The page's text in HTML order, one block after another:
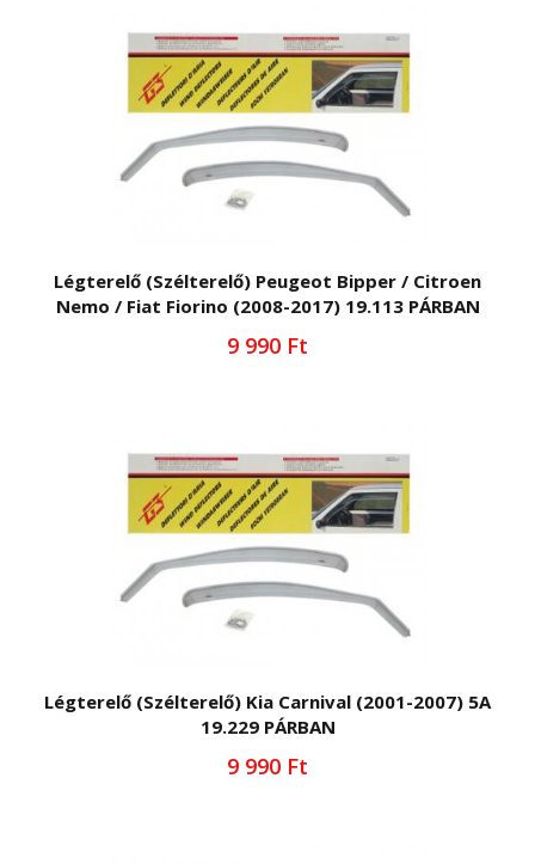
Légterelő (Szélterelő) Peugeot Bipper / Citroen
Nemo / Fiat Fiorino (2008-2017) 19.113 PÁRBAN
9 990 Ft
Légterelő (Szélterelő) Kia Carnival (2001-2007) 5A
19.229 PÁRBAN
9 990 Ft